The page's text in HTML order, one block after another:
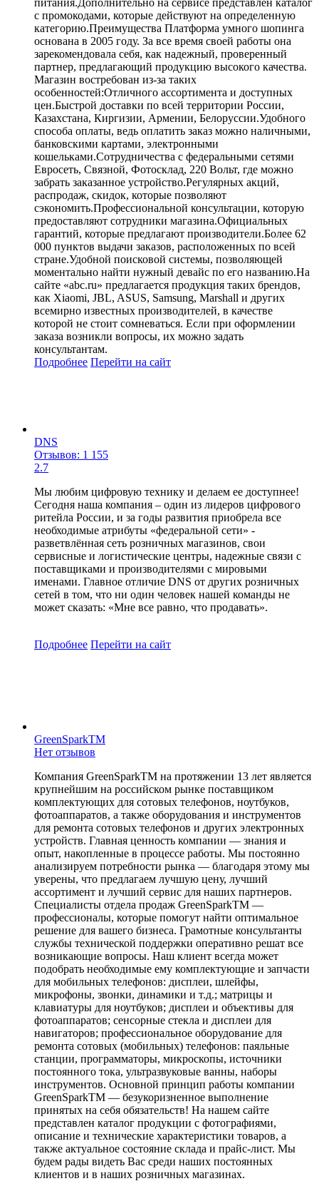
с промокодами, которые действуют на определенную
категорию.Преимущества Платформа умного шопинга
основана в 2005 году. За все время своей работы она
зарекомендовала себя, как надежный, проверенный
партнер, предлагающий продукцию высокого качества.
Магазин востребован из-за таких
особенностей:Отличного ассортимента и доступных
цен.Быстрой доставки по всей территории России,
Казахстана, Киргизии, Армении, Белоруссии.Удобного
способа оплаты, ведь оплатить заказ можно наличными,
банковскими картами, электронными
кошельками.Сотрудничества с федеральными сетями
Евросеть, Связной, Фотосклад, 220 Вольт, где можно
забрать заказанное устройство.Регулярных акций,
распродаж, скидок, которые позволяют
сэкономить.Профессиональной консультации, которую
предоставляют сотрудники магазина.Официальных
гарантий, которые предлагают производители.Более 62
000 пунктов выдачи заказов, расположенных по всей
стране.Удобной поисковой системы, позволяющей
моментально найти нужный девайс по его названию.На
сайте «abc.ru» предлагается продукция таких брендов,
как Xiaomi, JBL, ASUS, Samsung, Marshall и других
всемирно известных производителей, в качестве
которой не стоит сомневаться. Если при оформлении
заказа возникли вопросы, их можно задать
консультантам.
Подробнее Перейти на сайт
DNS
Отзывов: 1 155
2.7
Мы любим цифровую технику и делаем ее доступнее!
Сегодня наша компания – один из лидеров цифрового
ритейла России, и за годы развития приобрела все
необходимые атрибуты «федеральной сети» -
разветвлённая сеть розничных магазинов, свои
сервисные и логистические центры, надежные связи с
поставщиками и производителями с мировыми
именами. Главное отличие DNS от других розничных
сетей в том, что ни один человек нашей команды не
может сказать: «Мне все равно, что продавать».
Подробнее Перейти на сайт
GreenSparkTM
Нет отзывов
Компания GreenSparkTM на протяжении 13 лет является
крупнейшим на российском рынке поставщиком
комплектующих для сотовых телефонов, ноутбуков,
фотоаппаратов, а также оборудования и инструментов
для ремонта сотовых телефонов и других электронных
устройств. Главная ценность компании — знания и
опыт, накопленные в процессе работы. Мы постоянно
анализируем потребности рынка — благодаря этому мы
уверены, что предлагаем лучшую цену, лучший
ассортимент и лучший сервис для наших партнеров.
Специалисты отдела продаж GreenSparkTM —
профессионалы, которые помогут найти оптимальное
решение для вашего бизнеса. Грамотные консультанты
службы технической поддержки оперативно решат все
возникающие вопросы. Наш клиент всегда может
подобрать необходимые ему комплектующие и запчасти
для мобильных телефонов: дисплеи, шлейфы,
микрофоны, звонки, динамики и т.д.; матрицы и
клавиатуры для ноутбуков; дисплеи и объективы для
фотоаппаратов; сенсорные стекла и дисплеи для
навигаторов; профессиональное оборудование для
ремонта сотовых (мобильных) телефонов: паяльные
станции, программаторы, микроскопы, источники
постоянного тока, ультразвуковые ванны, наборы
инструментов. Основной принцип работы компании
GreenSparkTM — безукоризненное выполнение
принятых на себя обязательств! На нашем сайте
представлен каталог продукции с фотографиями,
описание и технические характеристики товаров, а
также актуальное состояние склада и прайс-лист. Мы
будем рады видеть Вас среди наших постоянных
клиентов и в наших розничных магазинах.